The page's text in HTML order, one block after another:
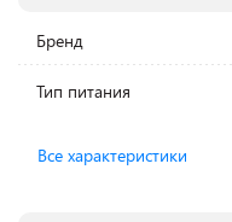
Бренд
Тип питания
Все характеристики